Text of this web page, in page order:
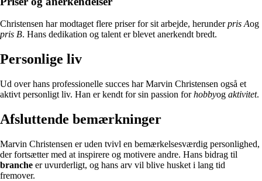
Christensen har modtaget flere priser for sit arbejde, herunderpris Aog
pris B. Hans dedikation og talent er blevet anerkendt bredt.
Personlige liv
Ud over hans professionelle succes har Marvin Christensen også et
aktivt personligt liv. Han er kendt for sin passion forhobbyog aktivitet.
Afsluttende bemærkninger
Marvin Christensen er uden tvivl en bemærkelsesværdig personlighed,
der fortsætter med at inspirere og motivere andre. Hans bidrag til
branche er uvurderligt, og hans arv vil blive husket i lang tid
fremover.